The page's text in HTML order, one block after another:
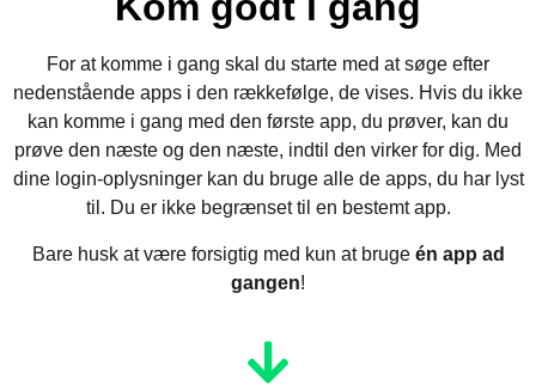
For at komme i gang skal du starte med at søge efter
nedenstående apps i den rækkefølge, de vises. Hvis du ikke
kan komme i gang med den første app, du prøver, kan du
prøve den næste og den næste, indtil den virker for dig. Med
dine login-oplysninger kan du bruge alle de apps, du har lyst
til. Du er ikke begrænset til en bestemt app.
Bare husk at være forsigtig med kun at bruge én app ad
gangen!